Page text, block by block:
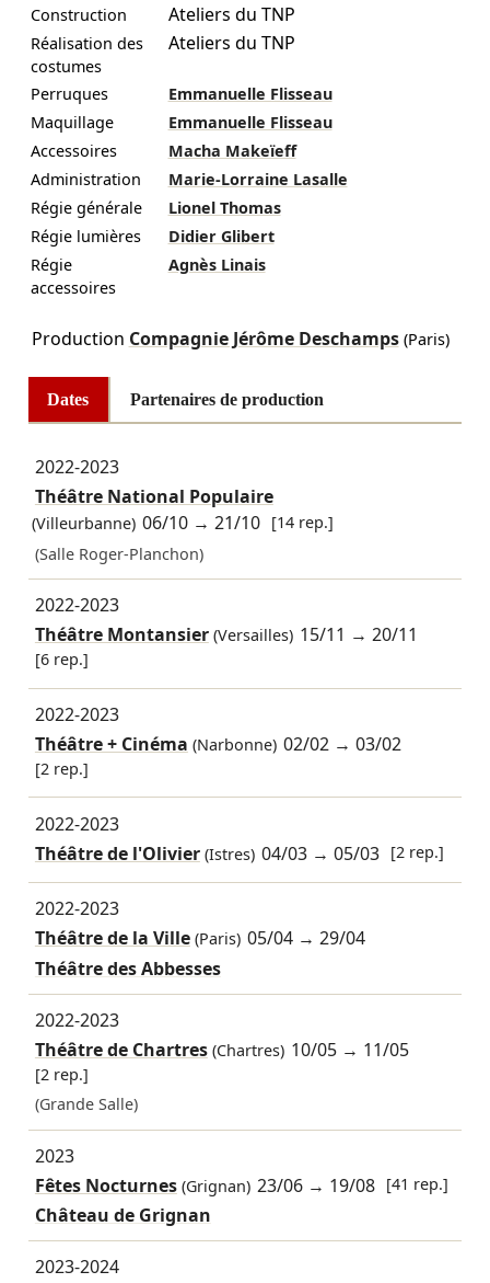
Construction
Ateliers du TNP
Réalisation des
costumes
Ateliers du TNP
Perruques
Emmanuelle Flisseau
Maquillage
Emmanuelle Flisseau
Accessoires
Macha Makeïeff
Administration
Marie-Lorraine Lasalle
Régie générale
Lionel Thomas
Régie lumières
Didier Glibert
Régie
accessoires
Agnès Linais
Production Compagnie Jérôme Deschamps(Paris)
Dates Partenaires de production
2022-2023
Théâtre National Populaire
(Villeurbanne) 06/10 →21/10 [14 rep.]
(Salle Roger-Planchon)
2022-2023
Théâtre Montansier(Versailles) 15/11 →20/11
[6 rep.]
2022-2023
Théâtre + Cinéma (Narbonne) 02/02 →03/02
[2 rep.]
2022-2023
Théâtre de l'Olivier(Istres) 04/03 →05/03 [2 rep.]
2022-2023
Théâtre de la Ville(Paris) 05/04 →29/04
Théâtre des Abbesses
2022-2023
Théâtre de Chartres(Chartres) 10/05 → 11/05
[2 rep.]
(Grande Salle)
2023
Fêtes Nocturnes(Grignan) 23/06 → 19/08 [41 rep.]
Château de Grignan
2023-2024